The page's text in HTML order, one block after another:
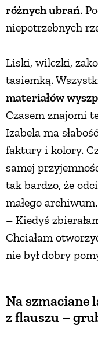
różnych ubrań.
niepotrzebnych
Liski, wilczki,
tasiemką.
materiałów
Czasem znajomi
Izabela ma
faktury i kolory.
samej
tak bardzo, że
małego
– Kiedyś
Chciałam
nie był dobry
Na szmaciane
z flauszu –